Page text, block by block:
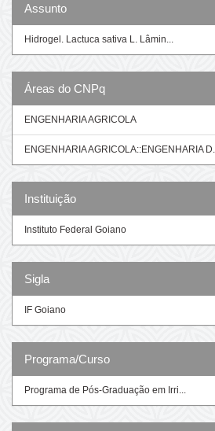
Assunto
Hidrogel. Lactuca sativa L. Lâmin...
Áreas do CNPq
ENGENHARIA AGRICOLA
ENGENHARIA AGRICOLA::ENGENHARIA D...
Instituição
Instituto Federal Goiano
Sigla
IF Goiano
Programa/Curso
Programa de Pós-Graduação em Irri...